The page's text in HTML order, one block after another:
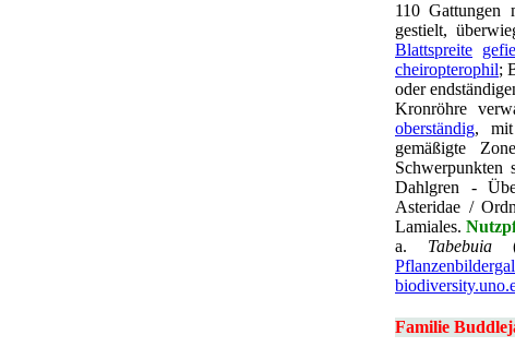
110 Gattungen
gestielt,
Blattspreite
cheiropterophil;
oder
Kronröhre
oberständig, mit
gemäßigte
Dahlgren -
Asteridae /
Lamiales.
a. Tabebuia
Familie